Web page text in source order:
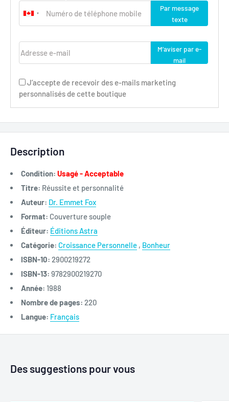
Par message
texte
M’aviser par e-
mail
J’accepte de recevoir des e-mails marketing
personnalisés de cette boutique
Description
Condition: Usagé - Acceptable
Titre: Réussite et personnalité
Auteur: Dr. Emmet Fox
Format: Couverture souple
Éditeur: Éditions Astra
Catégorie: Croissance Personnelle , Bonheur
ISBN-10: 2900219272
ISBN-13: 9782900219270
Année: 1988
Nombre de pages: 220
Langue: Français
Des suggestions pour vous